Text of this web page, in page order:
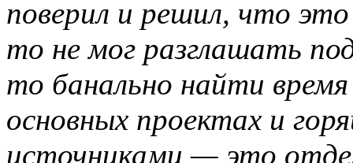
поверил и решил, что
то не мог разглашать
то банально найти
основных проектах и
источниками — это